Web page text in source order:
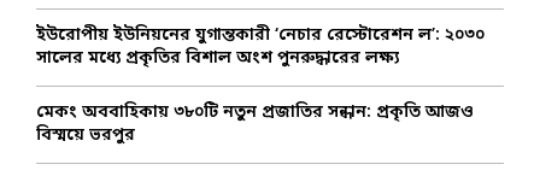
ইউরোপীয় ইউনিয়নের যুগান্তকারী ‘নেচার রেস্টোরেশন ল’: ২০৩০
সালের মধ্যে প্রকৃতির বিশাল অংশ পুনরুদ্ধারের লক্ষ্য
মেকং অববাহিকায় ৩৮০টি নতুন প্রজাতির সন্ধান: প্রকৃতি আজও
বিস্ময়ে ভরপুর